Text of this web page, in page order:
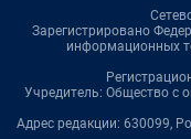
Зарегистрировано
информационных
Учредитель: Общество с
Адрес редакции: 630099,